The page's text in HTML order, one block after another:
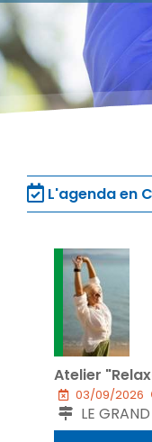
L'agenda en
Atelier
03/09/2026
LE